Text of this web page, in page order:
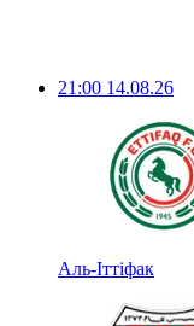
21:00 14.08.26
Аль-Іттіфак